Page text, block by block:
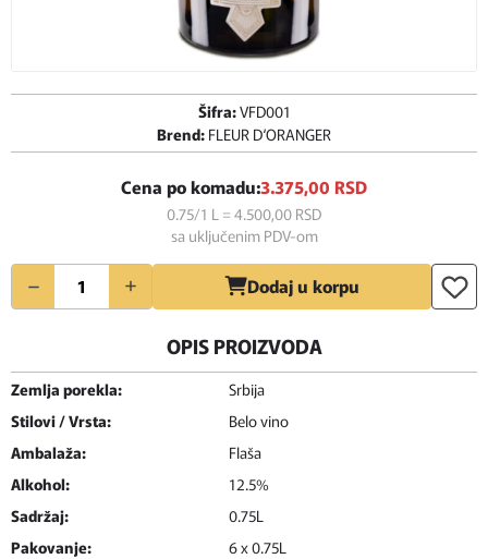
Šifra:VFD001
Brend: FLEUR D‘ORANGER
Cena po komadu:3.375,00 RSD
0.75/1 L = 4.500,00 RSD
sa uključenim PDV-om
Količina Dodaj u korpu
OPIS PROIZVODA
Zemlja porekla:
Srbija
Stilovi / Vrsta:
Belo vino
Ambalaža:
Flaša
Alkohol:
12.5%
Sadržaj:
0.75L
Pakovanje:
6 x 0.75L